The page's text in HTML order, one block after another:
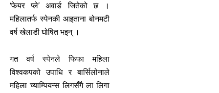
‘फेयर प्ले’ अवार्ड जितेको छ ।
महिलातर्फ स्पेनकी आइताना बोनमटी
वर्ष खेलाडी घोषित भइन् ।
गत वर्ष स्पेनले फिफा महिला
विश्वकपको उपाधि र बार्सिलोनाले
महिला च्याम्पियन्स लिगसँगै ला लिगा